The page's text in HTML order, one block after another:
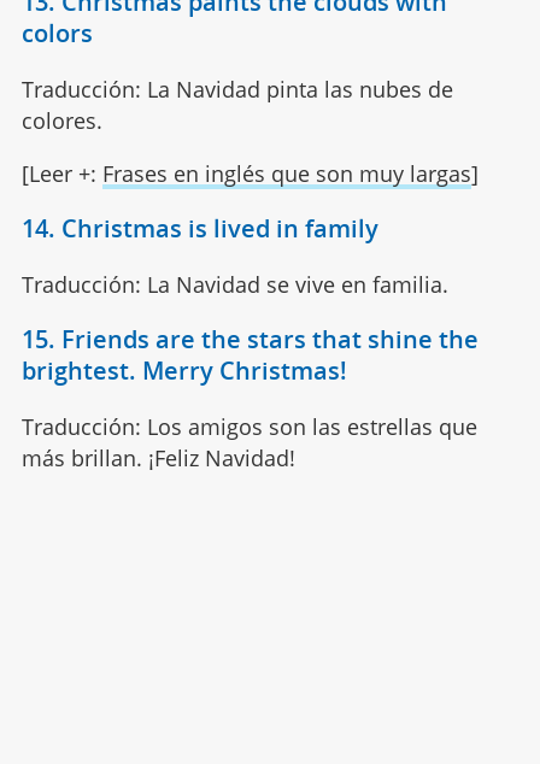
colors
Traducción: La Navidad pinta las nubes de
colores.
[Leer +: Frases en inglés que son muy largas]
14. Christmas is lived in family
Traducción: La Navidad se vive en familia.
15. Friends are the stars that shine the
brightest. Merry Christmas!
Traducción: Los amigos son las estrellas que
más brillan. ¡Feliz Navidad!